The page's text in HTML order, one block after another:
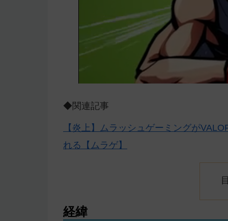
◆関連記事
【炎上】ムラッシュゲーミングが
れる【ムラゲ】
経緯